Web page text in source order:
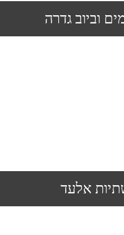
וביוב גדרה
אלעד